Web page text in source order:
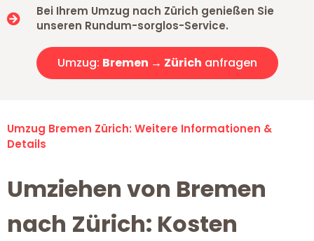
Bei Ihrem Umzug nach Zürich genießen Sie
unseren Rundum-sorglos-Service.
Umzug: Bremen → Zürich anfragen
Umzug Bremen Zürich: Weitere Informationen &
Details
Umziehen von Bremen
nach Zürich: Kosten